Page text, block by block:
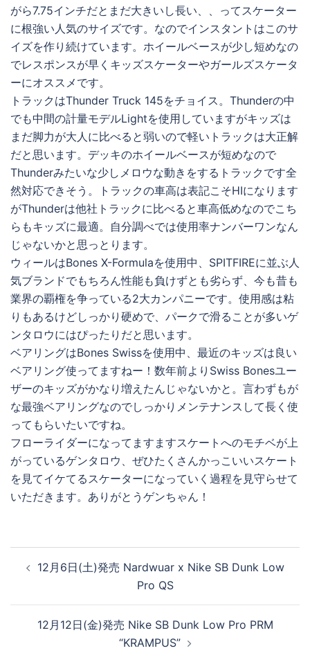
がら7.75インチだとまだ大きいし長い、、ってスケーター
に根強い人気のサイズです。なのでインスタントはこのサ
イズを作り続けています。ホイールベースが少し短めなの
でレスポンスが早くキッズスケーターやガールズスケータ
ーにオススメです。
トラックはThunder Truck 145をチョイス。Thunderの中
でも中間の計量モデルLightを使用していますがキッズは
まだ脚力が大人に比べると弱いので軽いトラックは大正解
だと思います。デッキのホイールベースが短めなので
Thunderみたいな少しメロウな動きをするトラックです全
然対応できそう。トラックの車高は表記こそHIになります
がThunderは他社トラックに比べると車高低めなのでこち
らもキッズに最適。自分調べでは使用率ナンバーワンなん
じゃないかと思っとります。
ウィールはBones X-Formulaを使用中、SPITFIREに並ぶ人
気ブランドでもちろん性能も負けずとも劣らず、今も昔も
業界の覇権を争っている2大カンパニーです。使用感は粘
りもあるけどしっかり硬めで、パークで滑ることが多いゲ
ンタロウにはぴったりだと思います。
ベアリングはBones Swissを使用中、最近のキッズは良い
ベアリング使ってますねー！数年前よりSwiss Bonesユー
ザーのキッズがかなり増えたんじゃないかと。言わずもが
な最強ベアリングなのでしっかりメンテナンスして長く使
ってもらいたいですね。
フローライダーになってますますスケートへのモチベが上
がっているゲンタロウ、ぜひたくさんかっこいいスケート
を見てイケてるスケーターになっていく過程を見守らせて
いただきます。ありがとうゲンちゃん！
12月6日(土)発売 Nardwuar x Nike SB Dunk Low
Pro QS
12月12日(金)発売 Nike SB Dunk Low Pro PRM
“KRAMPUS”